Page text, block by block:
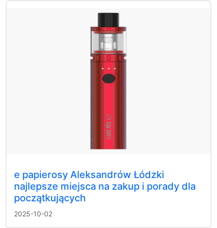
e papierosy Aleksandrów Łódzki
najlepsze miejsca na zakup i porady dla
początkujących
2025-10-02